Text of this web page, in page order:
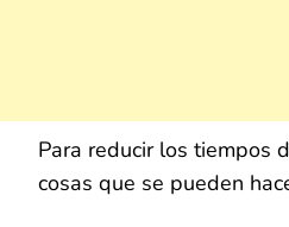
Para reducir los tiempos
cosas que se pueden